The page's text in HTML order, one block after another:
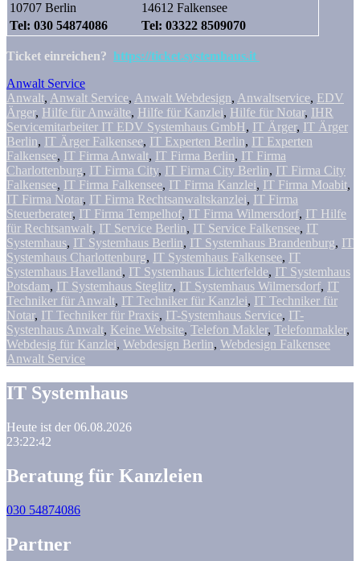
10707 Berlin
14612 Falkensee
Tel: 030 54874086
Tel: 03322 8509070
Ticket einreichen? https://ticket.systemhaus.it
Anwalt Service
Anwalt, Anwalt Service, Anwalt Webdesign, Anwaltservice, EDV
Ärger, Hilfe für Anwälte, Hilfe für Kanzlei, Hilfe für Notar, IHR
Servicemitarbeiter IT EDV Systemhaus GmbH, IT Ärger, IT Ärger
Berlin, IT Ärger Falkensee, IT Experten Berlin, IT Experten
Falkensee, IT Firma Anwalt, IT Firma Berlin, IT Firma
Charlottenburg, IT Firma City, IT Firma City Berlin, IT Firma City
Falkensee, IT Firma Falkensee, IT Firma Kanzlei, IT Firma Moabit,
IT Firma Notar, IT Firma Rechtsanwaltskanzlei, IT Firma
Steuerberater, IT Firma Tempelhof, IT Firma Wilmersdorf, IT Hilfe
für Rechtsanwalt, IT Service Berlin, IT Service Falkensee, IT
Systemhaus, IT Systemhaus Berlin, IT Systemhaus Brandenburg, IT
Systemhaus Charlottenburg, IT Systemhaus Falkensee, IT
Systemhaus Havelland , IT Systemhaus Lichterfelde, IT Systemhaus
Potsdam, IT Systemhaus Steglitz, IT Systemhaus Wilmersdorf, IT
Techniker für Anwalt, IT Techniker für Kanzlei, IT Techniker für
Notar, IT Techniker für Praxis, IT-Systemhaus Service, IT-
Systenhaus Anwalt, Keine Website, Telefon Makler, Telefonmakler,
Webdesig für Kanzlei, Webdesign Berlin, Webdesign Falkensee
Anwalt Service
IT Systemhaus
Heute ist der 06.08.2026
23:22:42
Beratung für Kanzleien
030 54874086
Partner